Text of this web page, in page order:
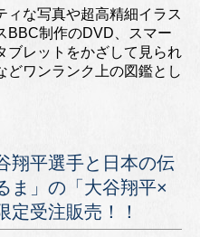
ィな写真や超高精細イラス
BBC制作のDVD、スマー
ブレットをかざして見られ
どワンランク上の図鑑とし
翔平選手と日本の伝
ま」の「大谷翔平×
定受注販売！！